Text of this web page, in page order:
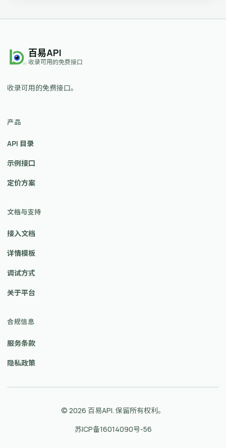
百易API
收录可用的免费接口
收录可用的免费接口。
产品
API 目录
示例接口
定价方案
文档与支持
接入文档
详情模板
调试方式
关于平台
合规信息
服务条款
隐私政策
© 2026 百易API. 保留所有权利。
苏ICP备16014090号-56